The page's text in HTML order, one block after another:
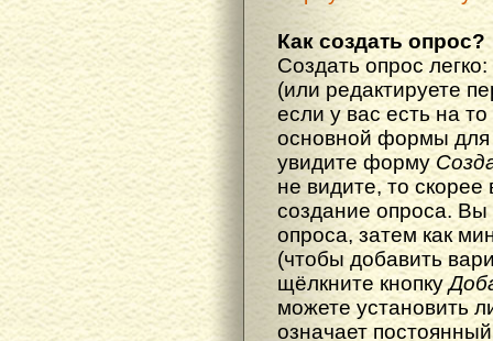
Как создать опрос?
Создать опрос
(или редактируете
если у вас есть на
основной формы
увидите форму
не видите, то скорее
создание опроса.
опроса, затем как
(чтобы добавить
щёлкните кнопку
можете установить
означает